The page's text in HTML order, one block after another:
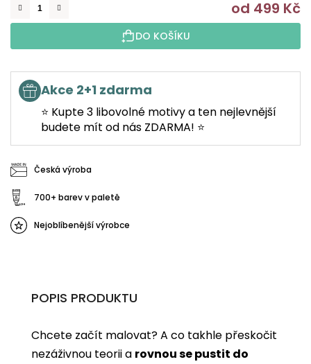
od 499 Kč
DO KOŠÍKU
Akce 2+1 zdarma
⭐ Kupte 3 libovolné motivy a ten nejlevnější
budete mít od nás ZDARMA! ⭐
Česká výroba
700+ barev v paletě
Nejoblíbenější výrobce
POPIS PRODUKTU
Chcete začít malovat? A co takhle přeskočit
nezáživnou teorii a rovnou se pustit do